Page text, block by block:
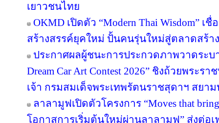
เยาวชนไทย
OKMD เปิดตัว “Modern Thai Wisdom”
สร้างสรรค์ยุคใหม่ ปั้นคนรุ่นใหม่สู่ตลาดสร้า
ประกาศผลผู้ชนะการประกวดภาพวาดระบ
Dream Car Art Contest 2026” ชิงถ้วยพระ
เจ้า กรมสมเด็จพระเทพรัตนราชสุดาฯ สยา
ลาลามูฟเปิดตัวโครงการ “Moves that
โอกาสการเริ่มต้นใหม่ผ่านลาลามูฟ” ส่งต่อเ